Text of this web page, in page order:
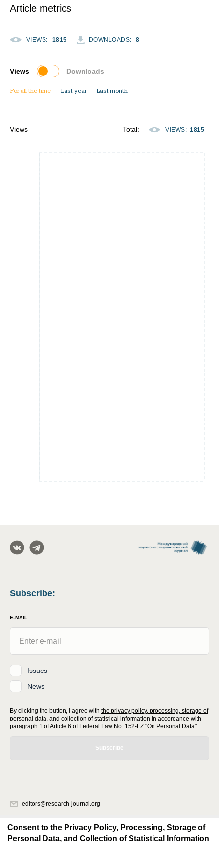
Article metrics
VIEWS: 1815 DOWNLOADS: 8
For all the time Last year Last month
Views Downloads
Views Total: VIEWS: 1815
Subscribe:
E-MAIL
Issues
News
By clicking the button, I agree with the privacy policy, processing, storage of
personal data, and collection of statistical information in accordance with
paragraph 1 of Article 6 of Federal Law No. 152-FZ "On Personal Data"
Subscribe
editors@research-journal.org
office 1
Consent to the Privacy Policy, Processing, Storage of
Personal Data, and Collection of Statistical Information